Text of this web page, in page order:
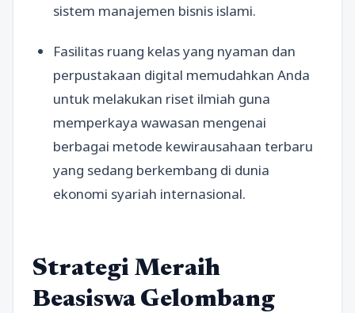
sistem manajemen bisnis islami.
Fasilitas ruang kelas yang nyaman dan
perpustakaan digital memudahkan Anda
untuk melakukan riset ilmiah guna
memperkaya wawasan mengenai
berbagai metode kewirausahaan terbaru
yang sedang berkembang di dunia
ekonomi syariah internasional.
Strategi Meraih
Beasiswa Gelombang